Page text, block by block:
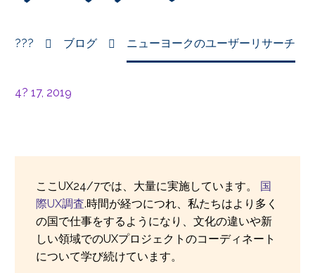
??? ブログ ニューヨークのユーザーリサーチ
4? 17, 2019
ここUX24/7では、大量に実施しています。 国
際UX調査.時間が経つにつれ、私たちはより多く
の国で仕事をするようになり、文化の違いや新
しい領域でのUXプロジェクトのコーディネート
について学び続けています。